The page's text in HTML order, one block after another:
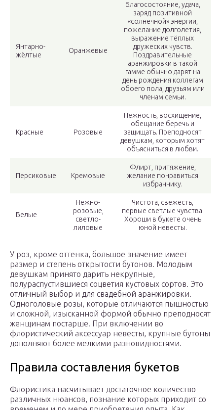
Янтарно-
жёлтые
Оранжевые
Благосостояние, удача,
заряд позитивной
«солнечной» энергии,
пожелание долголетия,
выражение тёплых
дружеских чувств.
Поздравительные
аранжировки в такой
гамме обычно дарят на
день рождения коллегам
обоего пола, друзьям или
членам семьи.
Красные Розовые
Нежность, восхищение,
обещание беречь и
защищать. Преподносят
девушкам, которым хотят
объясниться в любви.
Персиковые Кремовые
Флирт, притяжение,
желание понравиться
избраннику.
Белые
Нежно-
розовые,
светло-
лиловые
Чистота, свежесть,
первые светлые чувства.
Хороши в букете очень
юной невесты.
У роз, кроме оттенка, большое значение имеет
размер и степень открытости бутонов. Молодым
девушкам принято дарить некрупные,
полураспустившиеся соцветия кустовых сортов. Это
отличный выбор и для свадебной аранжировки.
Одноголовые розы, которые отличаются пышностью
и сложной, изысканной формой обычно преподносят
женщинам постарше. При включении во
флористический аксессуар невесты, крупные бутоны
дополняют более мелкими разновидностями.
Правила составления букетов
Флористика насчитывает достаточное количество
различных нюансов, познание которых приходит со